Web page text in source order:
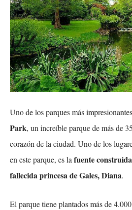
Uno de los parques más
Park, un increíble parque de más de
corazón de la ciudad. Uno de los
en este parque, es lafuente
fallecida princesa de Gales, Diana.
El parque tiene plantados más de